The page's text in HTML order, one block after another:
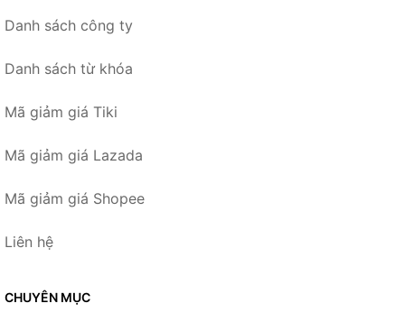
Danh sách công ty
Danh sách từ khóa
Mã giảm giá Tiki
Mã giảm giá Lazada
Mã giảm giá Shopee
Liên hệ
CHUYÊN MỤC